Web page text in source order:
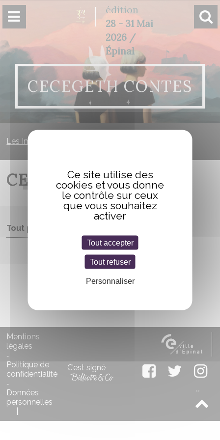
édition
28 - 31 Mai
2026 /
Épinal
CECEGETH CONTES
Les Imaginales
CECEGETH CONTES
Tout public
Entrée libre
Mentions
légales
-
Politique de
confidentialité
-
Données
personnelles
C’est signé
Panneau de gestion des cookies
Ce site utilise des
cookies et vous donne
le contrôle sur ceux
que vous souhaitez
activer
Tout accepter
Tout refuser
Personnaliser